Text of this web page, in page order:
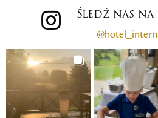
Śledź nas